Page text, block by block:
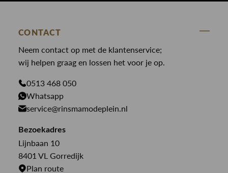
State Of Art
Paul en Shark
Genti
PME Legend
Butcher of Blue
Bekijk alle merken >
Blouses
Broeken
Gilets
Jassen
Jeans
Jurken
Rokken
Broeken
Colberts
Giftcards
Jassen
Overhemden
T-shirts
CONTACT
Neem contact op met de klantenservice;
wij helpen graag en lossen het voor je op.
0513 468 050
Whatsapp
service@rinsmamodeplein.nl
Bezoekadres
Lijnbaan 10
8401 VL Gorredijk
Plan route